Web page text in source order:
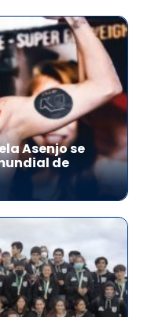
Asenjo se
de